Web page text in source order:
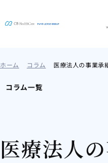
ホーム コラム 医療法人の事業
コラム一覧
医療法人